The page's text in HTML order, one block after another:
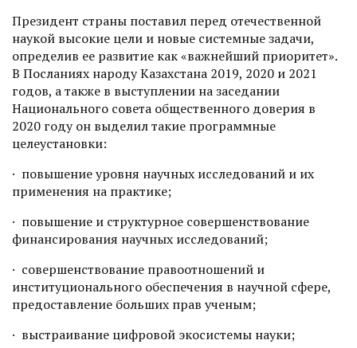
Президент страны поставил перед отечественной
наукой высокие цели и новые системные задачи,
определив ее развитие как «важнейший приоритет».
В Посланиях народу Казахстана 2019, 2020 и 2021
годов, а также в выступлении на заседании
Национального совета общественного доверия в
2020 году он выделил такие программные
целеустановки:
· повышение уровня научных исследований и их
применения на практике;
· повышение и структурное совершенствование
финансирования научных исследований;
· совершенствование правоотношений и
институционального обеспечения в научной сфере,
предоставление больших прав ученым;
· выстраивание цифровой экосистемы науки;